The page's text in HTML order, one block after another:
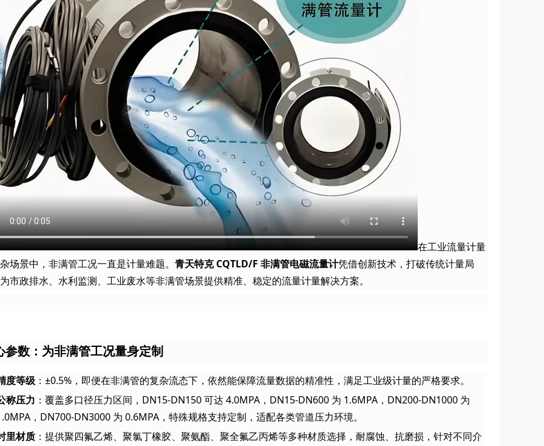
在工业流量计量
场景中，非满管工况一直是计量难题。 青天特克 CQTLD/F 非满管电磁流量计凭借创新技术，打破传统计量局
市政排水、水利监测、工业废水等非满管场景提供精准、稳定的流量计量解决方案。
参数：为非满管工况量身定制
度等级 ：±0.5%，即便在非满管的复杂流态下，依然能保障流量数据的精准性，满足工业级计量的严格要求。
称压力 ：覆盖多口径压力区间，DN15-DN150 可达 4.0MPA，DN15-DN600 为 1.6MPA，DN200-DN1000 为
，DN700-DN3000 为 0.6MPA，特殊规格支持定制，适配各类管道压力环境。
里材质 ：提供聚四氟乙烯、聚氯丁橡胶、聚氨酯、聚全氟乙丙烯等多种材质选择，耐腐蚀、抗磨损，针对不同介